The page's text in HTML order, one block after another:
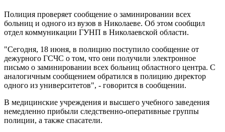
Полиция проверяет сообщение о заминировании всех
больниц и одного из вузов в Николаеве. Об этом сообщил
отдел коммуникации ГУНП в Николаевской области.
"Сегодня, 18 июня, в полицию поступило сообщение от
дежурного ГСЧС о том, что они получили электронное
письмо о заминировании всех больниц областного центра. С
аналогичным сообщением обратился в полицию директор
одного из университетов", - говорится в сообщении.
В медицинские учреждения и высшего учебного заведения
немедленно прибыли следственно-оперативные группы
полиции, а также спасатели.